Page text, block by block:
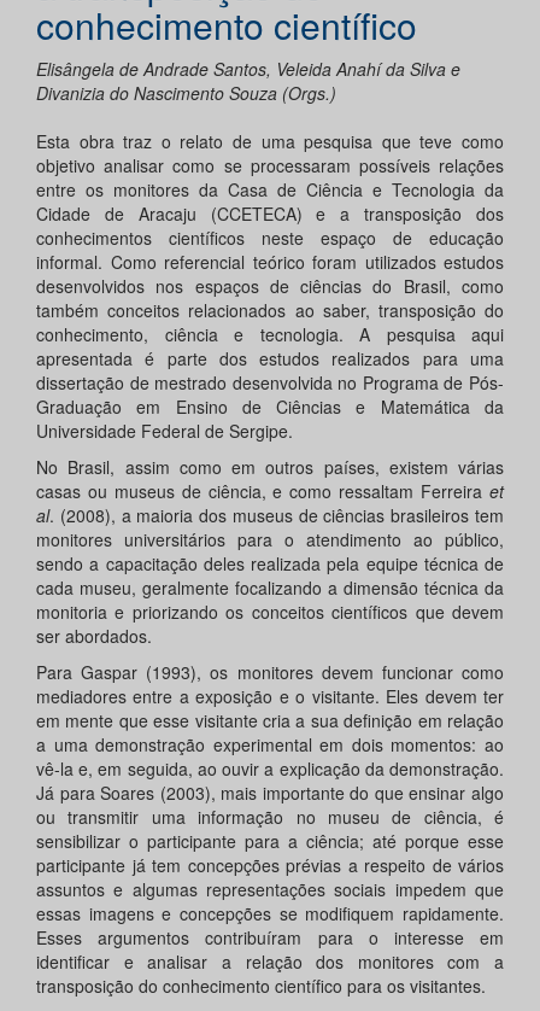
conhecimento científico
Elisângela de Andrade Santos, Veleida Anahí da Silva e
Divanizia do Nascimento Souza (Orgs.)
Esta obra traz o relato de uma pesquisa que teve como
objetivo analisar como se processaram possíveis relações
entre os monitores da Casa de Ciência e Tecnologia da
Cidade de Aracaju (CCETECA) e a transposição dos
conhecimentos científicos neste espaço de educação
informal. Como referencial teórico foram utilizados estudos
desenvolvidos nos espaços de ciências do Brasil, como
também conceitos relacionados ao saber, transposição do
conhecimento, ciência e tecnologia. A pesquisa aqui
apresentada é parte dos estudos realizados para uma
dissertação de mestrado desenvolvida no Programa de Pós-
Graduação em Ensino de Ciências e Matemática da
Universidade Federal de Sergipe.
No Brasil, assim como em outros países, existem várias
casas ou museus de ciência, e como ressaltam Ferreira et
al. (2008), a maioria dos museus de ciências brasileiros tem
monitores universitários para o atendimento ao público,
sendo a capacitação deles realizada pela equipe técnica de
cada museu, geralmente focalizando a dimensão técnica da
monitoria e priorizando os conceitos científicos que devem
ser abordados.
Para Gaspar (1993), os monitores devem funcionar como
mediadores entre a exposição e o visitante. Eles devem ter
em mente que esse visitante cria a sua definição em relação
a uma demonstração experimental em dois momentos: ao
vê-la e, em seguida, ao ouvir a explicação da demonstração.
Já para Soares (2003), mais importante do que ensinar algo
ou transmitir uma informação no museu de ciência, é
sensibilizar o participante para a ciência; até porque esse
participante já tem concepções prévias a respeito de vários
assuntos e algumas representações sociais impedem que
essas imagens e concepções se modifiquem rapidamente.
Esses argumentos contribuíram para o interesse em
identificar e analisar a relação dos monitores com a
transposição do conhecimento científico para os visitantes.